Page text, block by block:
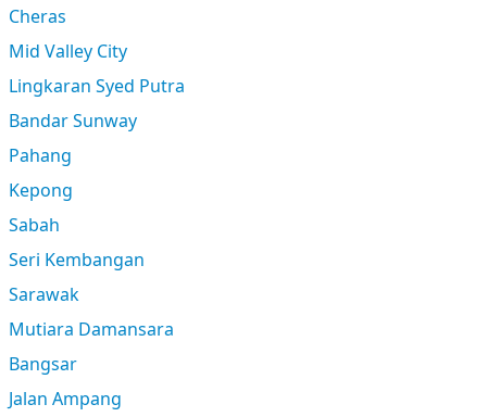
Cheras
Mid Valley City
Lingkaran Syed Putra
Bandar Sunway
Pahang
Kepong
Sabah
Seri Kembangan
Sarawak
Mutiara Damansara
Bangsar
Jalan Ampang